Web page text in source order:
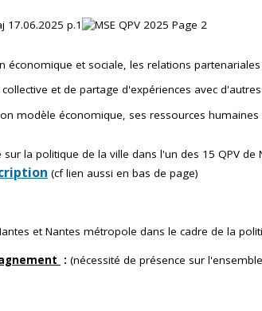
économique et sociale, les relations
et de partage d'expériences avec
modèle économique, ses ressources humaines
la politique de la ville dans l'un des 15 QPV de
(cf lien aussi en bas de page)
et Nantes métropole dans le cadre de la
: (nécessité de présence sur